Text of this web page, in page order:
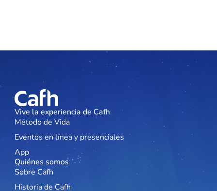
Vive la experiencia de Cafh
Método de Vida
Eventos en línea y presenciales
App
Quiénes somos
Sobre Cafh
Historia de Cafh